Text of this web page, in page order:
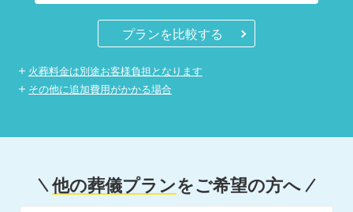
プランを比較する
火葬料金は別途お客様負担となります
その他に追加費用がかかる場合
他の葬儀プランをご希望の方へ